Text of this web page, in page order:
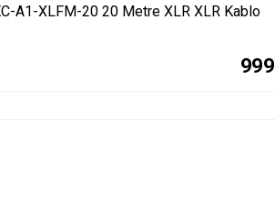
A1-XLFM-20 20 Metre XLR XLR Kablo
999